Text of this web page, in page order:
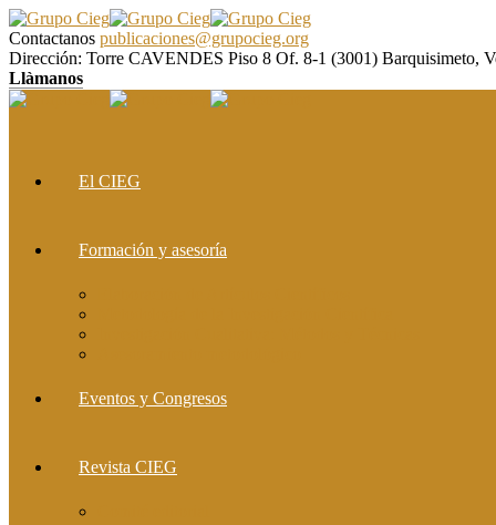
Contactanos publicaciones@grupocieg.org
Dirección: Torre CAVENDES Piso 8 Of. 8-1 (3001) Barquisimeto,
Llàmanos
El CIEG
Formación y asesoría
Eventos y Congresos
Revista CIEG